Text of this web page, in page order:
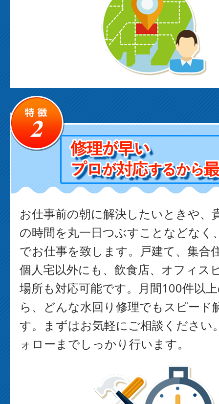
お仕事前の朝に解決したいときや、
の時間を丸一日つぶすことなどなく
でお仕事を致します。戸建て、集合
個人宅以外にも、飲食店、オフィス
場所も対応可能です。月間100件以
ら、どんな水回り修理でもスピード
す。まずはお気軽にご相談ください
ォローまでしっかり行います。